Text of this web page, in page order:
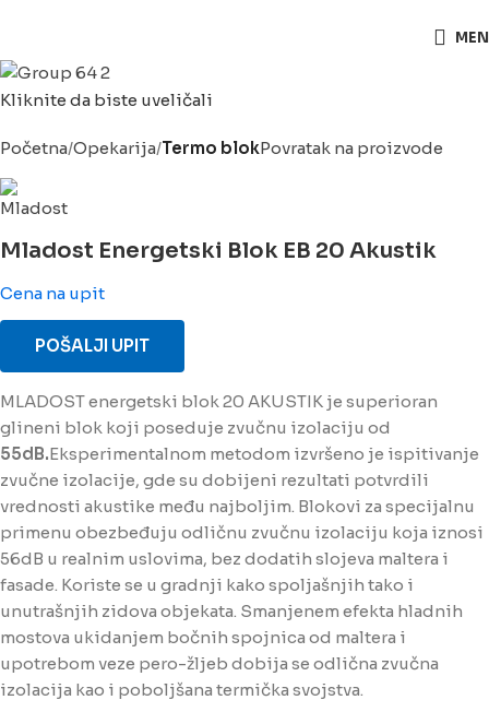
Kliknite da biste uveličali
Početna Opekarija Termo blokPovratak na proizvode
Mladost Energetski Blok EB 20 Akustik
Cena na upit
POŠALJI UPIT
MLADOST energetski blok 20 AKUSTIK je superioran
glineni blok koji poseduje zvučnu izolaciju od
55dB.Eksperimentalnom metodom izvršeno je ispitivanje
zvučne izolacije, gde su dobijeni rezultati potvrdili
vrednosti akustike među najboljim. Blokovi za specijalnu
primenu obezbeđuju odličnu zvučnu izolaciju koja iznosi
56dB u realnim uslovima, bez dodatih slojeva maltera i
fasade. Koriste se u gradnji kako spoljašnjih tako i
unutrašnjih zidova objekata. Smanjenem efekta hladnih
mostova ukidanjem bočnih spojnica od maltera i
upotrebom veze pero-žljeb dobija se odlična zvučna
izolacija kao i poboljšana termička svojstva.